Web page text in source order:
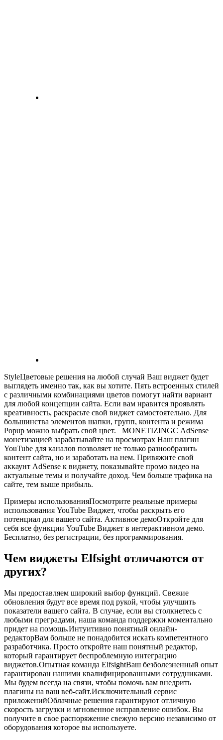
StyleЦветовые решения на любой случай Ваш виджет будет
выглядеть именно так, как вы хотите. Пять встроенных стилей
с различными комбинациями цветов помогут найти вариант
для любой концепции сайта. Если вам нравится проявлять
креативность, раскрасьте свой виджет самостоятельно. Для
большинства элементов шапки, групп, контента и режима
Popup можно выбрать свой цвет. MONETIZINGС AdSense
монетизацией зарабатывайте на просмотрах Наш плагин
YouTube для каналов позволяет не только разнообразить
контент сайта, но и заработать на нем. Привяжите свой
аккаунт AdSense к виджету, показывайте промо видео на
актуальные темы и получайте доход. Чем больше трафика на
сайте, тем выше прибыль.
Примеры использованияПосмотрите реальные примеры
использования YouTube Виджет, чтобы раскрыть его
потенциал для вашего сайта. Активное демоОткройте для
себя все функции YouTube Виджет в интерактивном демо.
Бесплатно, без регистрации, без программирования.
Чем виджеты Elfsight отличаются от
других?
Мы предоставляем широкий выбор функций. Свежие
обновления будут все время под рукой, чтобы улучшить
показатели вашего сайта. В случае, если вы столкнетесь с
любыми преградами, наша команда поддержки моментально
придет на помощь.Интуитивно понятный онлайн-
редакторВам больше не понадобится искать компетентного
разработчика. Просто откройте наш понятный редактор,
который гарантирует беспроблемную интеграцию
виджетов.Опытная команда ElfsightВаш безболезненный опыт
гарантирован нашими квалифицированными сотрудниками.
Мы будем всегда на связи, чтобы помочь вам внедрить
плагины на ваш веб-сайт.Исключительный сервис
приложенийОблачные решения гарантируют отличную
скорость загрузки и мгновенное исправление ошибок. Вы
получите в свое распоряжение свежую версию независимо от
оборудования которое вы используете.